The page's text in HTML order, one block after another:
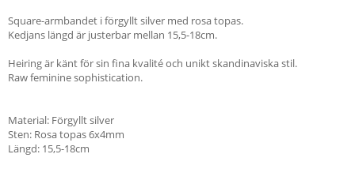
Square-armbandet i förgyllt silver med rosa topas.
Kedjans längd är justerbar mellan 15,5-18cm.
Heiring är känt för sin fina kvalité och unikt skandinaviska stil.
Raw feminine sophistication.
Material: Förgyllt silver
Sten: Rosa topas 6x4mm
Längd: 15,5-18cm